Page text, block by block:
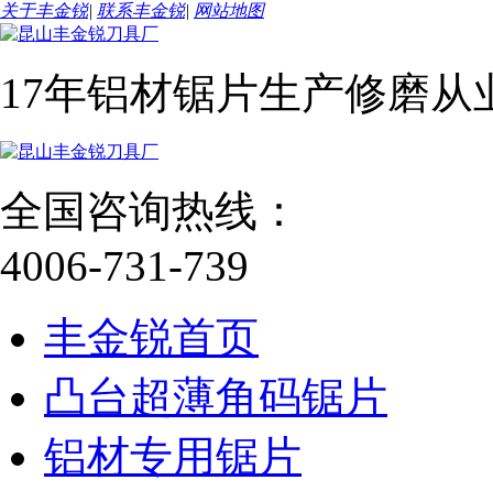
关于丰金锐| 联系丰金锐| 网站地图
17年铝材锯片生产修磨从
全国咨询热线：
4006-731-739
丰金锐首页
凸台超薄角码锯片
铝材专用锯片